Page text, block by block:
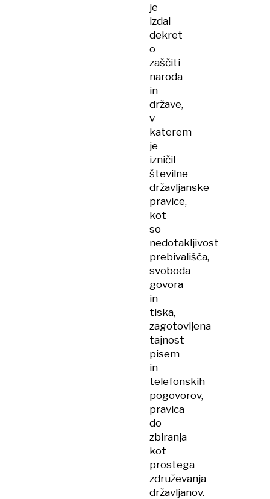
je
izdal
dekret
o
zaščiti
naroda
in
države,
v
katerem
je
izničil
številne
državljanske
pravice,
kot
so
nedotakljivost
prebivališča,
svoboda
govora
in
tiska,
zagotovljena
tajnost
pisem
in
telefonskih
pogovorov,
pravica
do
zbiranja
kot
prostega
združevanja
državljanov.